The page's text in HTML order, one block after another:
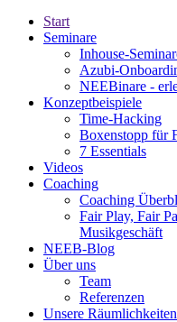
Start
Seminare
Inhouse-
Azubi-
NEEBinare -
Konzeptbeispiele
Time-Hacking
Boxenstopp für
7 Essentials
Videos
Coaching
Coaching
Fair Play, Fair
Musikgeschäft
NEEB-Blog
Über uns
Team
Referenzen
Unsere Räumlichkeiten